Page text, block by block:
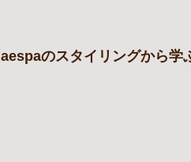
aespaのスタイリングから学